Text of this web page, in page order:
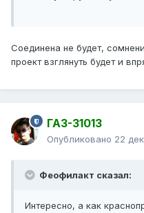
Соединена не будет,
проект взглянуть будет и
ГАЗ-31013
Опубликовано 22
Феофилакт сказал:
Интересно, а как